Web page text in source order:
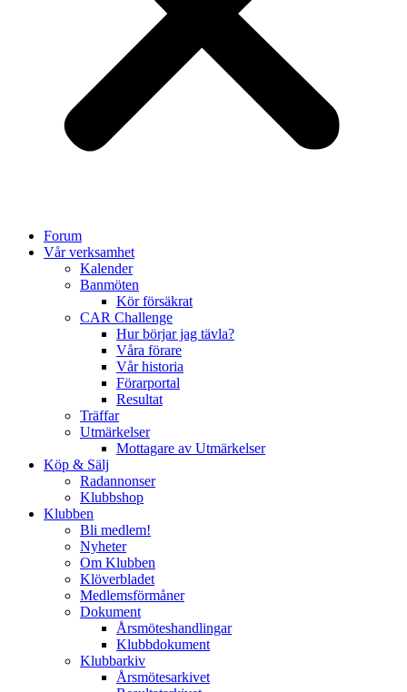
Forum
Vår verksamhet
Kalender
Banmöten
Kör försäkrat
CAR Challenge
Hur börjar jag tävla?
Våra förare
Vår historia
Förarportal
Resultat
Träffar
Utmärkelser
Mottagare av Utmärkelser
Köp & Sälj
Radannonser
Klubbshop
Klubben
Bli medlem!
Nyheter
Om Klubben
Klöverbladet
Medlemsförmåner
Dokument
Årsmöteshandlingar
Klubbdokument
Klubbarkiv
Årsmötesarkivet